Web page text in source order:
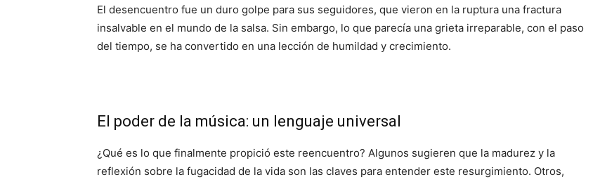
El desencuentro fue un duro golpe para sus seguidores, que vieron en la ruptura una fractura
insalvable en el mundo de la salsa. Sin embargo, lo que parecía una grieta irreparable, con el paso
del tiempo, se ha convertido en una lección de humildad y crecimiento.
El poder de la música: un lenguaje universal
¿Qué es lo que finalmente propició este reencuentro? Algunos sugieren que la madurez y la
reflexión sobre la fugacidad de la vida son las claves para entender este resurgimiento. Otros,